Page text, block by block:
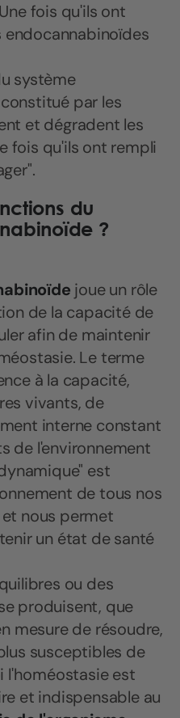
fois qu'ils ont
endocannabinoïdes
système
par les
et dégradent les
fois qu'ils ont rempli
du
?
joue un rôle
de la capacité de
afin de maintenir
Le terme
à la capacité,
vivants, de
interne constant
de l'environnement
est
de tous nos
nous permet
un état de santé
ou des
produisent, que
mesure de résoudre,
susceptibles de
l'homéostasie est
et indispensable au